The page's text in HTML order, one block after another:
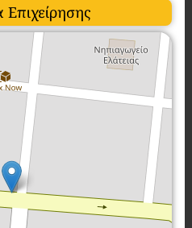
Επιχείρησης